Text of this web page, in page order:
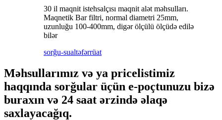
30 il maqnit istehsalçısı maqnit alət məhsulları.
Maqnetik Bar filtri, normal diametri 25mm,
uzunluğu 100-400mm, digər ölçülü ölçüdə edilə
bilər
sorğu-sualtəfərrüat
Məhsullarımız və ya pricelistimiz
haqqında sorğular üçün e-poçtunuzu bizə
buraxın və 24 saat ərzində əlaqə
saxlayacağıq.